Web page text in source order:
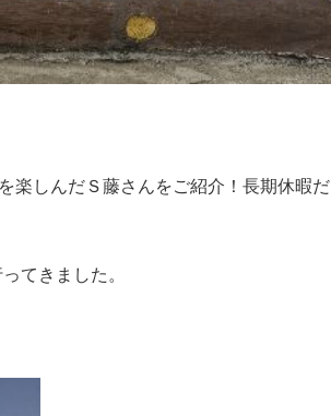
楽しんだＳ藤さんをご紹介！長期休暇だ
てきました。